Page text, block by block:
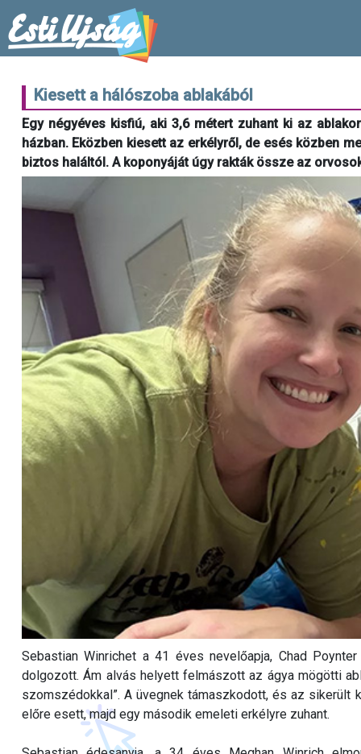
Kiesett a hálószoba ablakából
Egy négyéves kisfiú, aki 3,6 métert zuhant ki az
házban. Eközben kiesett az erkélyről, de esés közben
biztos haláltól. A koponyáját úgy rakták össze az
Sebastian Winrichet a 41 éves nevelőapja, Chad
dolgozott. Ám alvás helyett felmászott az ágya mögötti
szomszédokkal”. A üvegnek támaszkodott, és az sikerült
előre esett, majd egy második emeleti erkélyre zuhant.